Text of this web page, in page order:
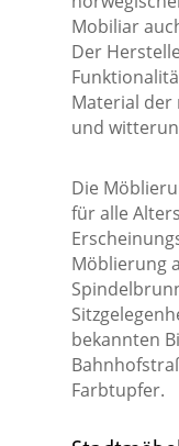
Mobiliar
Der
Material der
und
Die
für alle
Möblierung
bekannten
Farbtupfer.